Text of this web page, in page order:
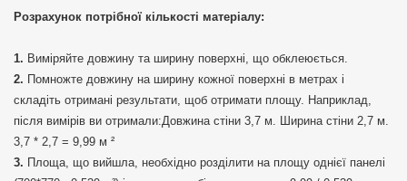
Розрахунок потрібної кількості матеріалу:
Виміряйте довжину та ширину поверхні, що обклеюється.
Помножте довжину на ширину кожної поверхні в метрах і
складіть отримані результати, щоб отримати площу. Наприклад,
після вимірів ви отримали:Довжина стіни 3,7 м. Ширина стіни 2,7 м.
3,7 * 2,7 = 9,99 м ²
Площа, що вийшла, необхідно розділити на площу однієї панелі